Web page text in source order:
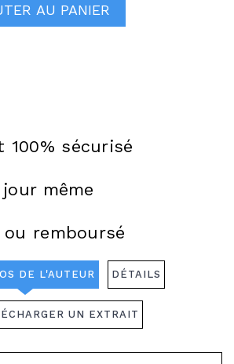
AU PANIER
100% sécurisé
même
remboursé
DE L'AUTEUR DÉTAILS
UN EXTRAIT